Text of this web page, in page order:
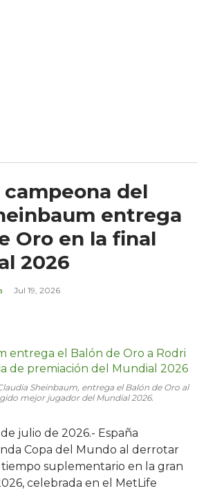
campeona del
entrega
Oro en la final
2026
Jul 19, 2026
Sheinbaum, entrega el Balón de Oro al
mejor jugador del Mundial 2026.
julio de 2026.- España
Copa del Mundo al derrotar
suplementario en la gran
celebrada en el MetLife